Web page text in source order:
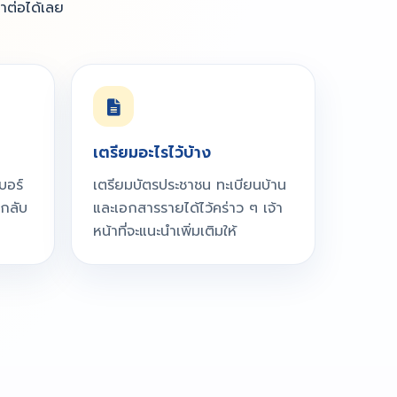
ต่อได้เลย
อร์
ลับ
เตรียมอะไรไว้บ้าง
เตรียมบัตรประชาชน ทะเบียนบ้าน
และเอกสารรายได้ไว้คร่าว ๆ เจ้า
หน้าที่จะแนะนำเพิ่มเติมให้